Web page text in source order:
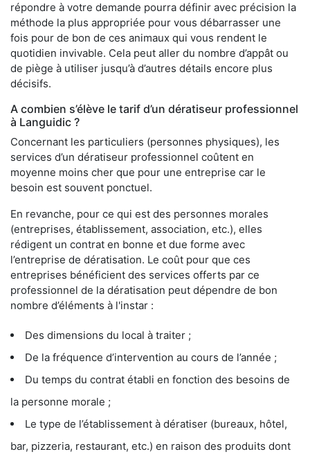
répondre à votre demande pourra définir avec précision la
méthode la plus appropriée pour vous débarrasser une
fois pour de bon de ces animaux qui vous rendent le
quotidien invivable. Cela peut aller du nombre d’appât ou
de piège à utiliser jusqu’à d’autres détails encore plus
décisifs.
A combien s’élève le tarif d’un dératiseur professionnel
à Languidic ?
Concernant les particuliers (personnes physiques), les
services d’un dératiseur professionnel coûtent en
moyenne moins cher que pour une entreprise car le
besoin est souvent ponctuel.
En revanche, pour ce qui est des personnes morales
(entreprises, établissement, association, etc.), elles
rédigent un contrat en bonne et due forme avec
l’entreprise de dératisation. Le coût pour que ces
entreprises bénéficient des services offerts par ce
professionnel de la dératisation peut dépendre de bon
nombre d’éléments à l'instar :
Des dimensions du local à traiter ;
De la fréquence d’intervention au cours de l’année ;
Du temps du contrat établi en fonction des besoins de
la personne morale ;
Le type de l’établissement à dératiser (bureaux, hôtel,
bar, pizzeria, restaurant, etc.) en raison des produits dont